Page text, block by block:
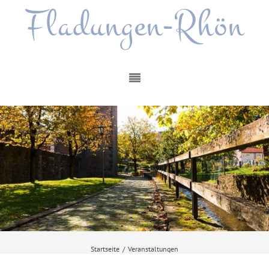
Fladungen-Rhön
Startseite / Veranstaltungen